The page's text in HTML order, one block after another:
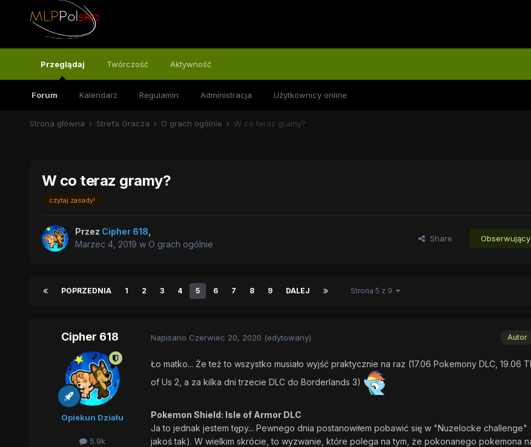
Przeglądaj
Forum Kalendarz Regulamin Administracja Użytkownicy online
Twórczość Aktywność
Strona główna Strefa Gracza O grach ogólnie W co teraz gramy?
W co teraz gramy?
czytaj zasady!
Przez Cipher 618
Marzec 4, 2019 w O grach ogólnie
Share Obserwujący
POPRZEDNIA 1 2 3 4 5 6 7 8 9 DALEJ Strona 5 z 9
Cipher 618
Opiekun Działu
5.9k
Autor
Napisano Czerwiec 20, 2020 (edytowany)
Ło matko... Że też to wszystko musiało wyjść praktycznie na raz (17.06 Pokemony DLC, 19.06
of Us 2, a za kilka dni trzecie DLC do Borderlands 3)
Pokemon Shield: Isle of Armor DLC
Ja to jednak jestem tępy... Pewnego dnia postanowiłem pobawić się w "Nuzelocke challenge"
jakoś tak). W wielkim skrócie, to wyzwanie, które polega na tym, że pokonanego pokemona